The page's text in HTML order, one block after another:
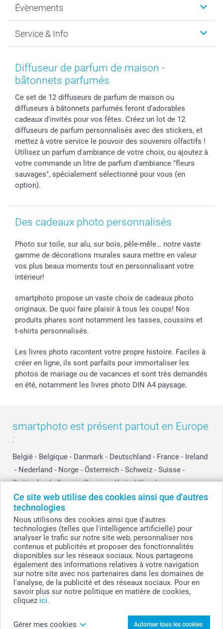
Ce site web utilise des cookies ainsi que d'autres
technologies
Nous utilisons des cookies ainsi que d'autres
technologies (telles que l'intelligence artificielle) pour
analyser le trafic sur notre site web, personnaliser nos
contenus et publicités et proposer des fonctionnalités
disponibles sur les réseaux sociaux. Nous partageons
également des informations relatives à votre navigation
sur notre site avec nos partenaires dans les domaines de
l'analyse, de la publicité et des réseaux sociaux. Pour en
savoir plus sur notre politique en matière de cookies,
cliquez ici.
Gérer mes cookies Autoriser tous les cookies
MyNameBook
Développement photo & Tirage photo
Cadres photo & accessoires déco
Calendrier photos & Agendas photo
Chèque Cadeau
Durabilité
Gestion des cookies
Mentions Légales
Presse
Investor Relations
B2B smartbusiness
Droit de rétractation
Évènements
Nouvel An
Fête des Mères
Fête des Pères
Mariage
Fête d'anniversaire
Collection naissance
Tous les évènements
Service & Info
Tarifs et frais de livraison
Livraison
Modes de Paiement
Identifiez-vous
Plan du site
Statut de ma commande
smarfriends
smartgarantie
smartbonus
Diffuseur de parfum de maison -
bâtonnets parfumés
Ce set de 12 diffuseurs de parfum de maison ou
diffuseurs à bâtonnets parfumés feront d'adorables
cadeaux d'invités pour vos fêtes. Créez un lot de 12
diffuseurs de parfum personnalisés avec des stickers, et
mettez à votre service le pouvoir des souvenirs olfactifs !
Utilisez un parfum d'ambiance de votre choix, ou ajoutez à
votre commande un litre de parfum d'ambiance "fleurs
sauvages", spécialement sélectionné pour vous (en
option).
Des cadeaux photo personnalisés
Photo sur toile, sur alu, sur bois, pêle-mêle… notre vaste
gamme de décorations murales saura mettre en valeur
vos plus beaux moments tout en personnalisant votre
intérieur!
smartphoto propose un vaste choix de cadeaux photo
originaux. De quoi faire plaisir à tous les coups! Nos
produits phares sont notamment les tasses, coussins et
t-shirts personnalisés.
Les livres photo racontent votre propre histoire. Faciles à
créer en ligne, ils sont parfaits pour immortaliser les
photos de mariage ou de vacances et sont très demandés
en été, notamment les livres photo DIN A4 paysage.
smartphoto est présent partout en Europe
:
België - Belgique - Danmark - Deutschland - France - Ireland
- Nederland - Norge - Österreich - Schweiz - Suisse -
Switzerland - Suomi - Sverige - United Kingdom -
Other Countries
© smartphoto group. Tous droits réservés
Tous les prix sont en francs suisses (CHF), TVA incluse et hors frais de port.